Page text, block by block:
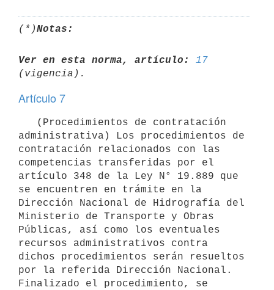
(*)Notas:
Ver en esta norma, artículo:
17
Artículo 7
administrativa) Los procedimientos de
contratación relacionados con las
competencias transferidas por el
artículo 348 de la Ley N° 19.889 que
se encuentren en trámite en la
Dirección Nacional de Hidrografía del
Ministerio de Transporte y Obras
Públicas, así como los eventuales
recursos administrativos contra
dichos procedimientos serán resueltos
por la referida Dirección Nacional.
Finalizado el procedimiento, se